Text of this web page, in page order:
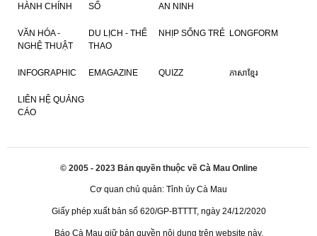
HÀNH CHÍNH
SỐ
AN NINH
VĂN HÓA -
NGHỆ THUẬT
DU LỊCH - THỂ
THAO
NHỊP SỐNG TRẺ LONGFORM
INFOGRAPHIC EMAGAZINE QUIZZ ភាសាខ្មែរ
LIÊN HỆ QUẢNG
CÁO
© 2005 - 2023 Bản quyền thuộc về Cà Mau Online
Cơ quan chủ quản: Tỉnh ủy Cà Mau
Giấy phép xuất bản số 620/GP-BTTTT, ngày 24/12/2020
Báo Cà Mau giữ bản quyền nội dung trên website này.